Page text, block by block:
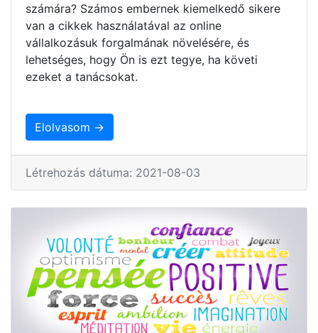
számára? Számos embernek kiemelkedő sikere
van a cikkek használatával az online
vállalkozásuk forgalmának növelésére, és
lehetséges, hogy Ön is ezt tegye, ha követi
ezeket a tanácsokat.
Elolvasom →
Létrehozás dátuma: 2021-08-03